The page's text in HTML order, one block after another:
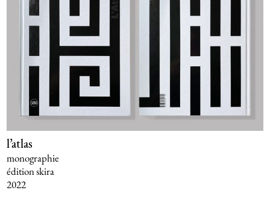
l’atlas
monographie
édition skira
2022